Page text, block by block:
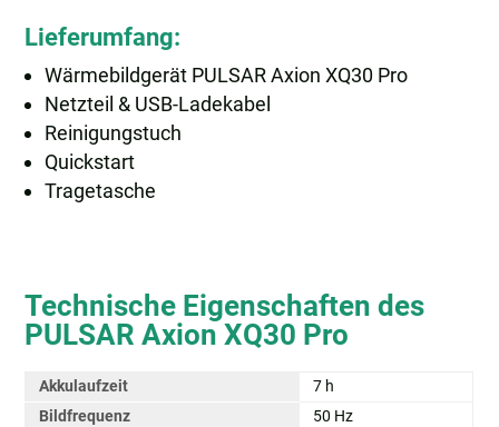
Lieferumfang:
Wärmebildgerät PULSAR Axion XQ30 Pro
Netzteil & USB-Ladekabel
Reinigungstuch
Quickstart
Tragetasche
Technische Eigenschaften des
PULSAR Axion XQ30 Pro
Akkulaufzeit
7 h
Bildfrequenz
50 Hz